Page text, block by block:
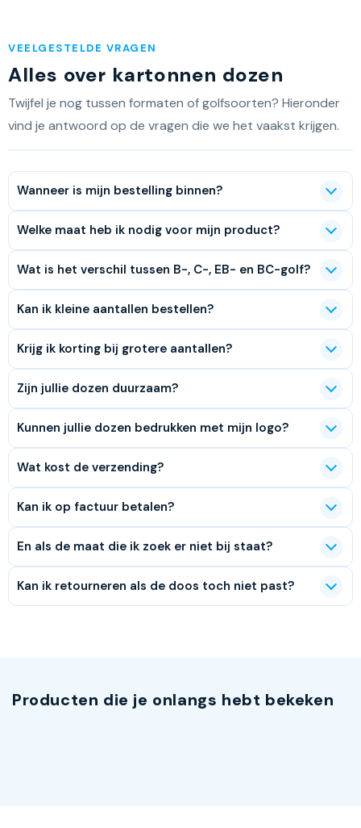
VEELGESTELDE VRAGEN
Alles over kartonnen dozen
Twijfel je nog tussen formaten of golfsoorten? Hieronder
vind je antwoord op de vragen die we het vaakst krijgen.
Wanneer is mijn bestelling binnen?
Welke maat heb ik nodig voor mijn product?
Wat is het verschil tussen B-, C-, EB- en BC-golf?
Kan ik kleine aantallen bestellen?
Krijg ik korting bij grotere aantallen?
Zijn jullie dozen duurzaam?
Kunnen jullie dozen bedrukken met mijn logo?
Wat kost de verzending?
Kan ik op factuur betalen?
En als de maat die ik zoek er niet bij staat?
Kan ik retourneren als de doos toch niet past?
Producten die je onlangs hebt bekeken